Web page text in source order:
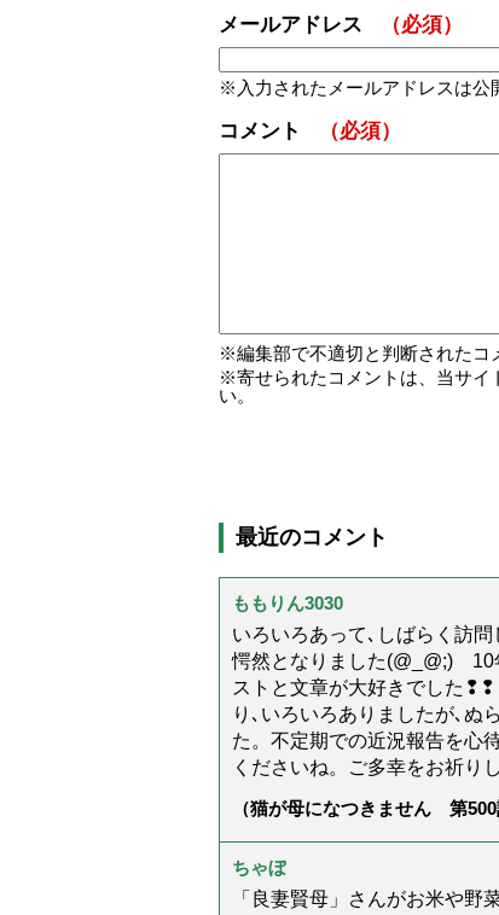
メールアドレス （必須）
入力されたメールアドレスは公
コメント （必須）
編集部で不適切と判断されたコ
寄せられたコメントは、当サイ
い。
最近のコメント
ももりん3030
いろいろあって､しばらく訪
愕然となりました(@_@;) 10
ストと文章が大好きでした
り､いろいろありましたが､ぬ
た。不定期での近況報告を心
くださいね。ご多幸をお祈り
（猫が母になつきません 第
ちゃぼ
「良妻賢母」さんがお米や野